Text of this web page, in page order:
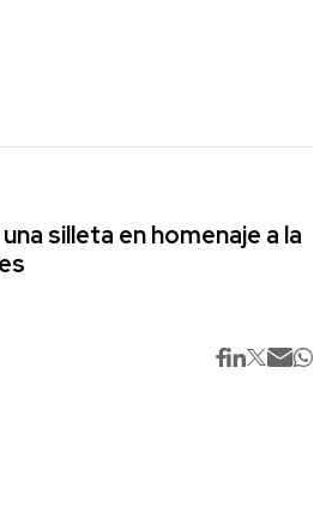
silleta en homenaje a la